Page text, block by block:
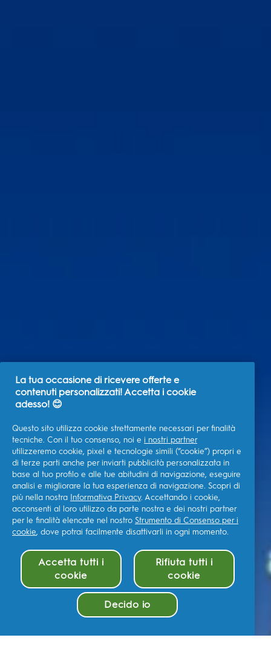
La tua occasione di ricevere offerte e
contenuti personalizzati! Accetta i cookie
adesso! 😊
Questo sito utilizza cookie strettamente necessari per finalità
tecniche. Con il tuo consenso, noi e i nostri partner
utilizzeremo cookie, pixel e tecnologie simili (“cookie”) propri e
di terze parti anche per inviarti pubblicità personalizzata in
base al tuo profilo e alle tue abitudini di navigazione, eseguire
analisi e migliorare la tua esperienza di navigazione. Scopri di
più nella nostra Informativa Privacy. Accettando i cookie,
acconsenti al loro utilizzo da parte nostra e dei nostri partner
per le finalità elencate nel nostro Strumento di Consenso per i
cookie, dove potrai facilmente disattivarli in ogni momento.
Accetta tutti i
cookie
Rifiuta tutti i
cookie
Decido io